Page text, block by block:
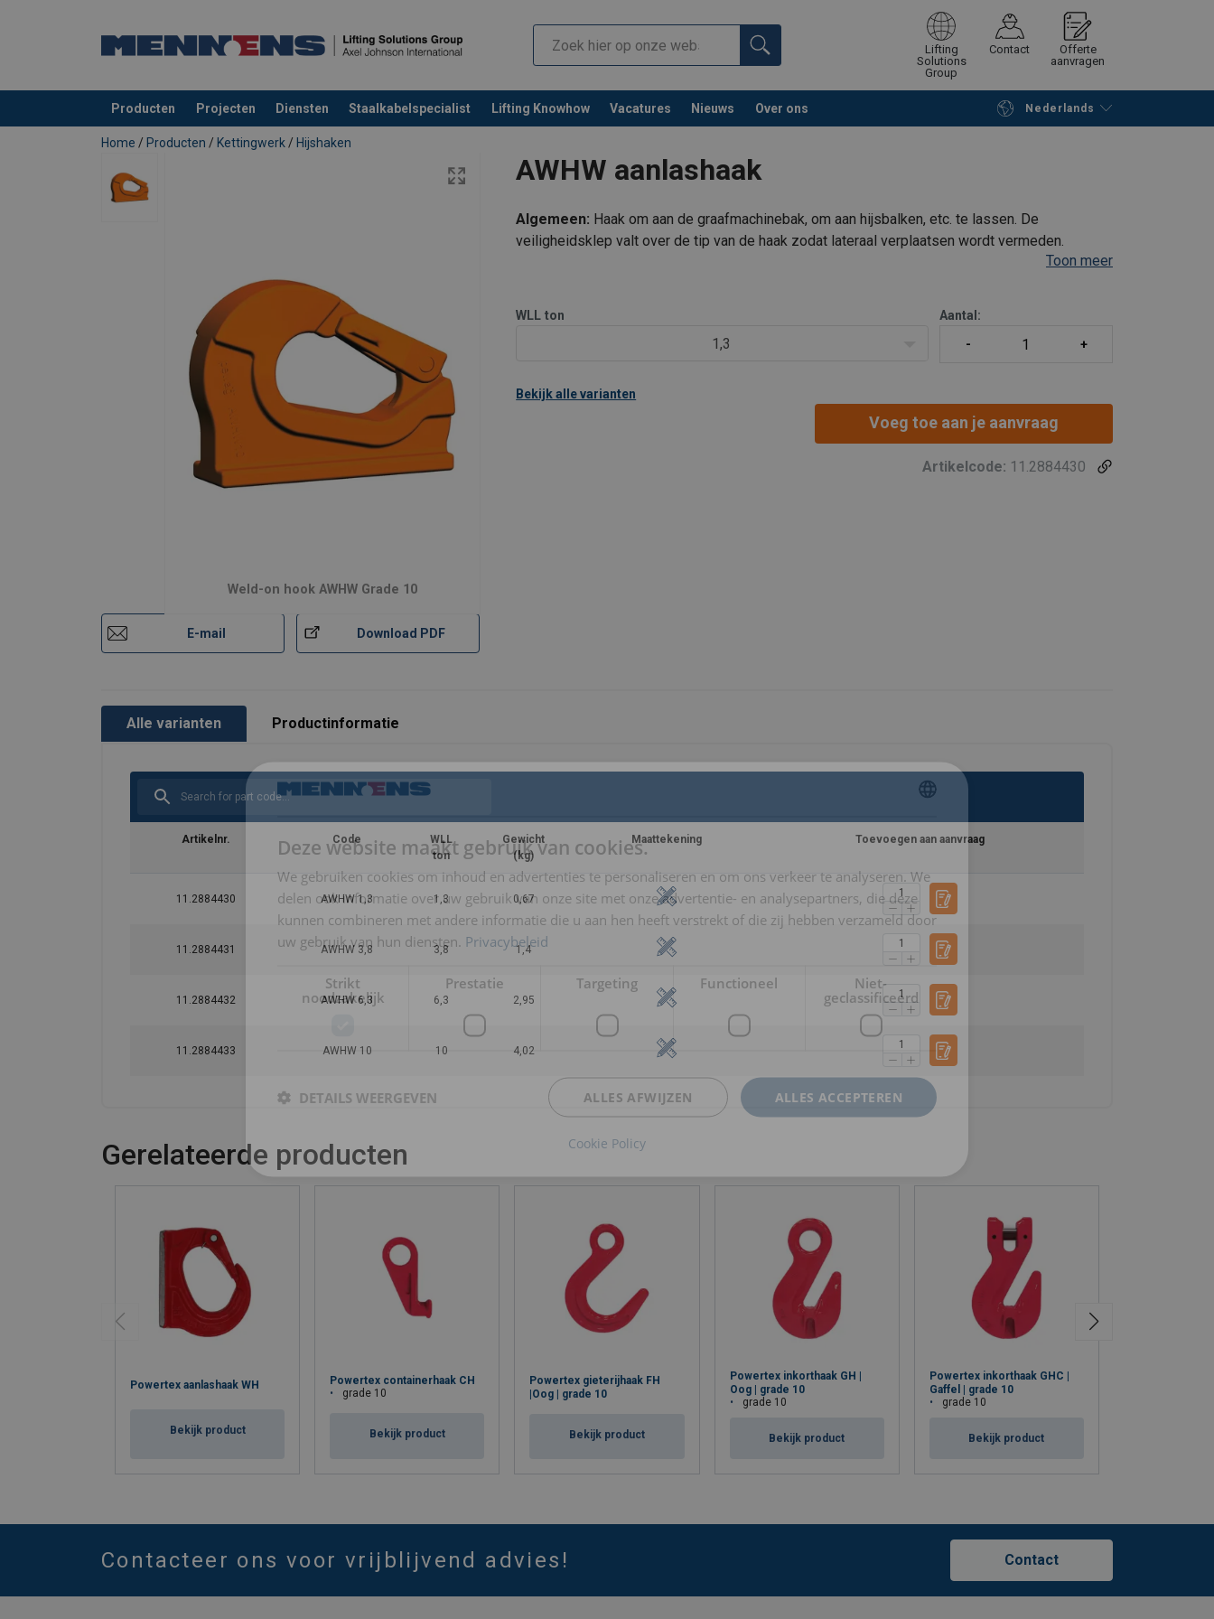
Lifting
Solutions
Group
Contact
Offerte
aanvragen
Producten Projecten Diensten Staalkabelspecialist Lifting Knowhow Vacatures Nieuws Over ons Nederlands
toegevoegd aan uw offerte Verder winkelen Vraag offerte aan
Home / Producten / Kettingwerk / Hijshaken
AWHW aanlashaak
Weld-on hook AWHW Grade 10
E-mail Download PDF
Algemeen: Haak om aan de graafmachinebak, om aan hijsbalken, etc. te lassen. De
veiligheidsklep valt over de tip van de haak zodat lateraal verplaatsen wordt vermeden.
Toon meer
WLL ton
1,3
Aantal:
Bekijk alle varianten
Voeg toe aan je aanvraag
Artikelcode: 11.2884430
Alle varianten Productinformatie
Artikelnr. Code
WLL
ton
Gewicht
(kg)
Maattekening Toevoegen aan aanvraag
11.2884430 AWHW 1,3 1,3 0,67
11.2884431 AWHW 3,8 3,8 1,4
11.2884432 AWHW 6,3 6,3 2,95
11.2884433 AWHW 10 10 4,02
Veiligheidsfactor:
Grade:
Gerelateerde producten
Powertex aanlashaak WH
Bekijk product
Powertex containerhaak CH
grade 10
Bekijk product
Powertex gieterijhaak FH
|Oog | grade 10
Bekijk product
Powertex inkorthaak GH |
Oog | grade 10
grade 10
Bekijk product
Powertex inkorthaak GHC |
Gaffel | grade 10
grade 10
Bekijk product
Contacteer ons voor vrijblijvend advies! Contact
ENGLISH TRANSLATION
FRENCH
Deze website maakt gebruik van cookies.
We gebruiken cookies om inhoud en advertenties te personaliseren en om ons verkeer te analyseren. We
delen ook informatie over uw gebruik van onze site met onze advertentie- en analysepartners, die deze
kunnen combineren met andere informatie die u aan hen heeft verstrekt of die zij hebben verzameld door
uw gebruik van hun diensten. Privacybeleid
Strikt
noodzakelijk
Prestatie Targeting Functioneel
Niet-
geclassificeerd
ALLES ACCEPTEREN
ALLES AFWIJZEN
DETAILS WEERGEVEN
Cookie Policy